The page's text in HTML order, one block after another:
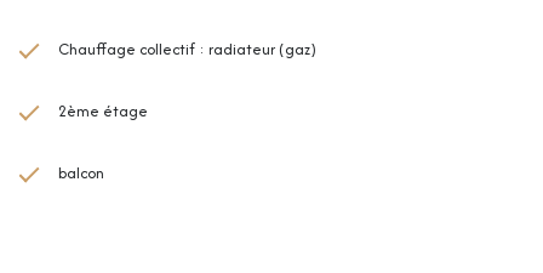
Chauffage collectif : radiateur (gaz)
2ème étage
balcon